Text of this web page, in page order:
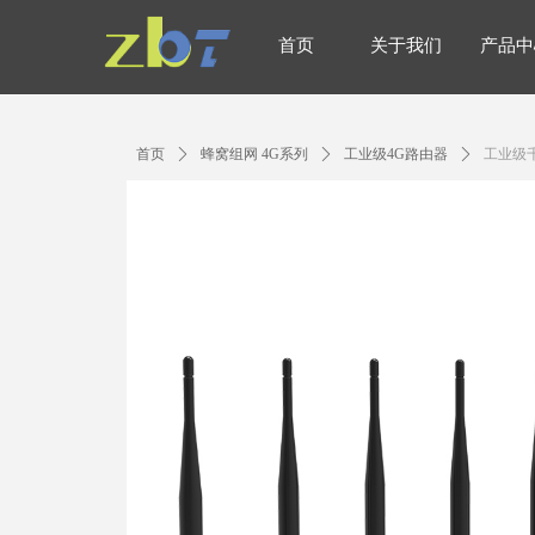
首页 关于我们 产品
首页 ꄲ 蜂窝组网 4G系列 ꄲ 工业级4G路由器 ꄲ 工业级